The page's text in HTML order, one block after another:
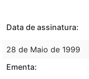
Data de assinatura:
28 de Maio de 1999
Ementa: